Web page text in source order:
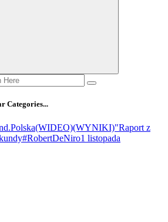
Categories...
.Polska(WIDEO)(WYNIKI)"Raport z
#RobertDeNiro1 listopada